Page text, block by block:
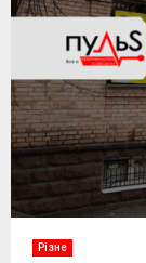
Різне